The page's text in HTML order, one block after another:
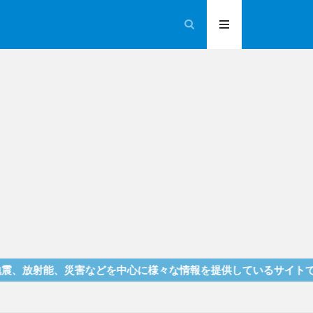
災害などを中心に様々な情報を提供しているサイトです！